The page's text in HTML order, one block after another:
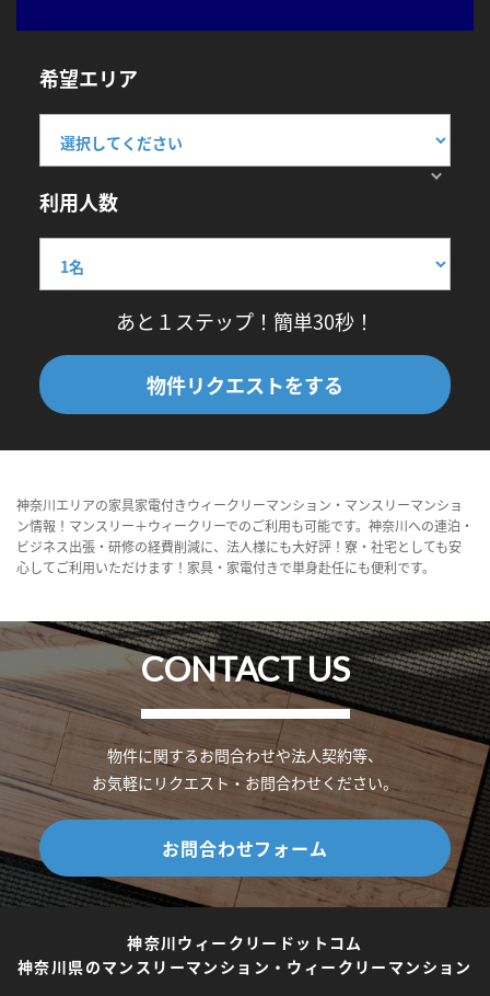
希望エリア
利用人数
あと１ステップ！簡単30秒！
物件リクエストをする
神奈川エリアの家具家電付きウィークリーマンション・マンスリーマンショ
ン情報！マンスリー＋ウィークリーでのご利用も可能です。神奈川への連泊・
ビジネス出張・研修の経費削減に、法人様にも大好評！寮・社宅としても安
心してご利用いただけます！家具・家電付きで単身赴任にも便利です。
CONTACT US
物件に関するお問合わせや法人契約等、
お気軽にリクエスト・お問合わせください。
お問合わせフォーム
神奈川ウィークリードットコム
神奈川県のマンスリーマンション・ウィークリーマンション